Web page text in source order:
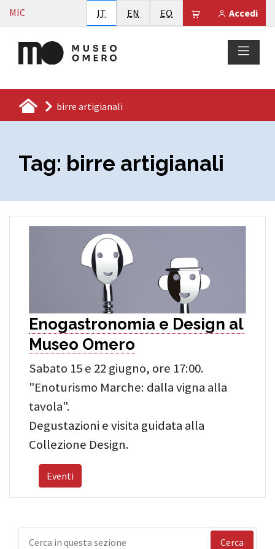
Vai al contenuto
MIC Accedi
Il tuo carrello è
IT Italiano
EN English
EO Esperanto
birre artigianali
Tag: birre artigianali
Enogastronomia e Design al
Museo Omero
Sabato 15 e 22 giugno, ore 17:00.
"Enoturismo Marche: dalla vigna alla
tavola".
Degustazioni e visita guidata alla
Collezione Design.
Eventi
Cerca